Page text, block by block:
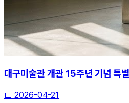
대구미술관 개관 15주년 기념 특
📅 2026-04-21